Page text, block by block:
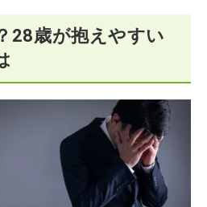
28歳が抱えやすい